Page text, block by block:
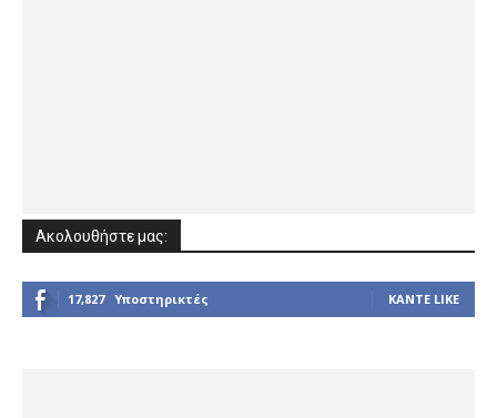
Ακολουθήστε μας:
17,827 Υποστηρικτές ΚΆΝΤΕ LIKE